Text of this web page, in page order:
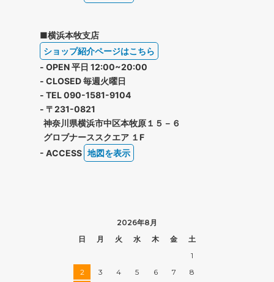
■横浜本牧支店
ショップ紹介ページはこちら
- OPEN 平日 12:00~20:00
- CLOSED 毎週火曜日
- TEL 090-1581-9104
- 〒231-0821
神奈川県横浜市中区本牧原１５－６
グロブナーススクエア １F
- ACCESS 地図を表示
2026年8月
日
月 火 水 木 金
土
1
2
3 4 5 6 7
8